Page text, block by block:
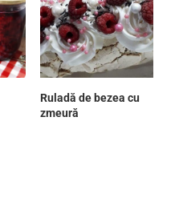
Ruladă de bezea cu
zmeură